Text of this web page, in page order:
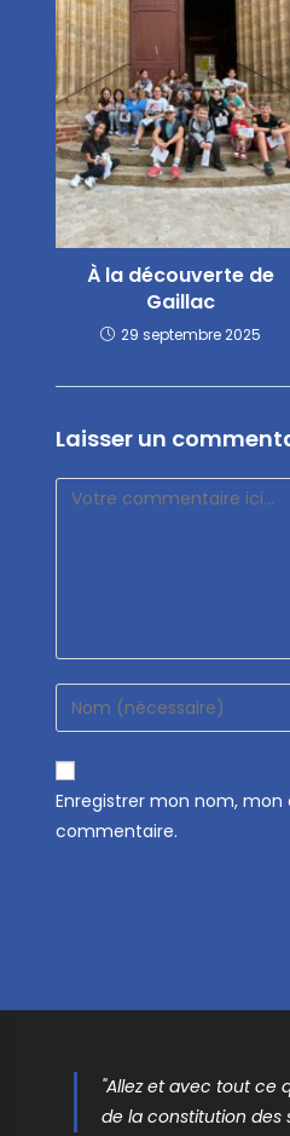
À la découverte de
Gaillac
29 septembre 2025
Laisser un
Enregistrer mon nom,
commentaire.
"Allez et avec tout ce
de la constitution des